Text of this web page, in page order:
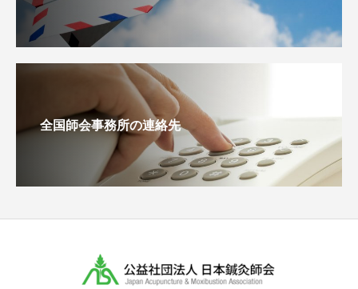
全国師会事務所の連絡先